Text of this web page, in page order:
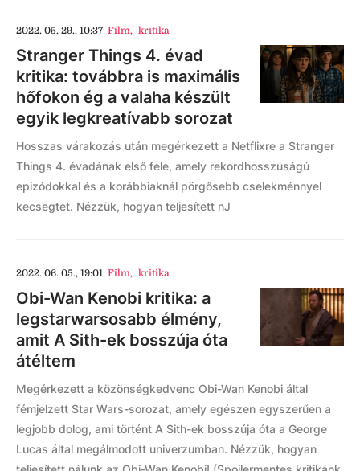
2022. 05. 29., 10:37 Film, kritika
Stranger Things 4. évad
kritika: továbbra is maximális
hőfokon ég a valaha készült
egyik legkreatívabb sorozat
Hosszas várakozás után megérkezett a Netflixre a Stranger
Things 4. évadának első fele, amely rekordhosszúságú
epizódokkal és a korábbiaknál pörgősebb cselekménnyel
kecsegtet. Nézzük, hogyan teljesített nJ
2022. 06. 05., 19:01 Film, kritika
Obi-Wan Kenobi kritika: a
legstarwarsosabb élmény,
amit A Sith-ek bosszúja óta
átéltem
Megérkezett a közönségkedvenc Obi-Wan Kenobi által
fémjelzett Star Wars-sorozat, amely egészen egyszerűen a
legjobb dolog, ami történt A Sith-ek bosszúja óta a George
Lucas által megálmodott univerzumban. Nézzük, hogyan